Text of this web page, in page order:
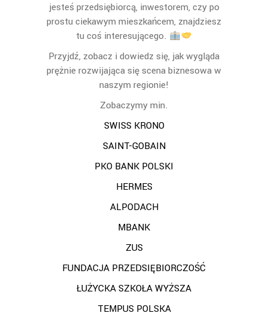
jesteś przedsiębiorcą, inwestorem, czy po
prostu ciekawym mieszkańcem, znajdziesz
tu coś interesującego.
Przyjdź, zobacz i dowiedz się, jak wygląda
prężnie rozwijająca się scena biznesowa w
naszym regionie!
Zobaczymy min.
SWISS KRONO
SAINT-GOBAIN
PKO BANK POLSKI
HERMES
ALPODACH
MBANK
ZUS
FUNDACJA PRZEDSIĘBIORCZOŚĆ
ŁUŻYCKA SZKOŁA WYŻSZA
TEMPUS POLSKA